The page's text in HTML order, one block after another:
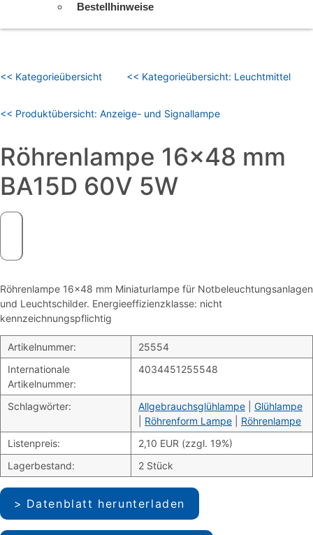
Bestellhinweise
<< Kategorieübersicht << Kategorieübersicht: Leuchtmittel
<< Produktübersicht: Anzeige- und Signallampe
Röhrenlampe 16×48 mm
BA15D 60V 5W
Röhrenlampe 16×48 mm Miniaturlampe für Notbeleuchtungsanlagen
und Leuchtschilder. Energieeffizienzklasse: nicht
kennzeichnungspflichtig
Artikelnummer:
25554
Internationale
Artikelnummer:
4034451255548
Schlagwörter: Allgebrauchsglühlampe
Glühlampe
Röhrenform Lampe
Röhrenlampe
Listenpreis:
2,10 EUR (zzgl. 19%)
Lagerbestand:
2 Stück
Datenblatt herunterladen